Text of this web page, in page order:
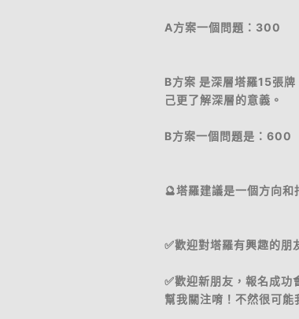
A方案一個問題：300
B方案 是深層塔羅15張
己更了解深層的意義。
B方案一個問題是：600
🔮塔羅建議是一個方向和
✅歡迎對塔羅有興趣的朋
✅歡迎新朋友，報名成功
幫我關注唷！不然很可能